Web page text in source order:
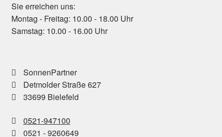
Sie erreichen uns:
Montag - Freitag: 10.00 - 18.00 Uhr
Samstag: 10.00 - 16.00 Uhr
SonnenPartner
Detmolder Straße 627
33699 Bielefeld
0521-947100
0521 - 9260649